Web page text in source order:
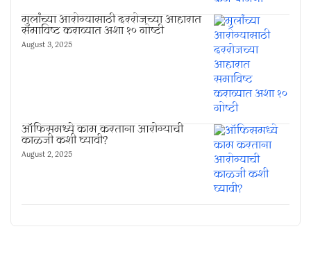
मुलांच्या आरोग्यासाठी दररोजच्या आहारात
समाविष्ट कराव्यात अशा १० गोष्टी
August 3, 2025
ऑफिसमध्ये काम करताना आरोग्याची
काळजी कशी घ्यावी?
August 2, 2025